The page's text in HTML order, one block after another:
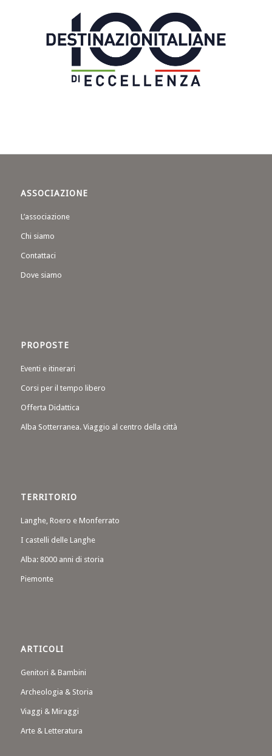
ASSOCIAZIONE
L’associazione
Chi siamo
Contattaci
Dove siamo
PROPOSTE
Eventi e itinerari
Corsi per il tempo libero
Offerta Didattica
Alba Sotterranea. Viaggio al centro della città
TERRITORIO
Langhe, Roero e Monferrato
I castelli delle Langhe
Alba: 8000 anni di storia
Piemonte
ARTICOLI
Genitori & Bambini
Archeologia & Storia
Viaggi & Miraggi
Arte & Letteratura